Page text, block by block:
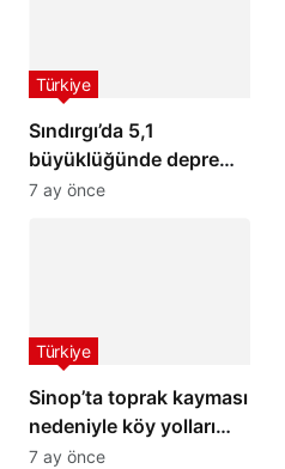
Sındırgı’da 5,1
büyüklüğünde deprem:
İstanbul ve İzmir’de de
Türkiye
7 ay önce
Sinop’ta toprak kayması
nedeniyle köy yolları
ulaşıma kapandı
Türkiye
7 ay önce